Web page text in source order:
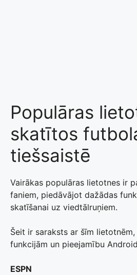
Populāras
skatītos
tiešsaistē
Vairākas populāras lietotnes ir
faniem, piedāvājot dažādas
skatīšanai uz viedtālruņiem.
Šeit ir saraksts ar šīm
funkcijām un pieejamību
ESPN